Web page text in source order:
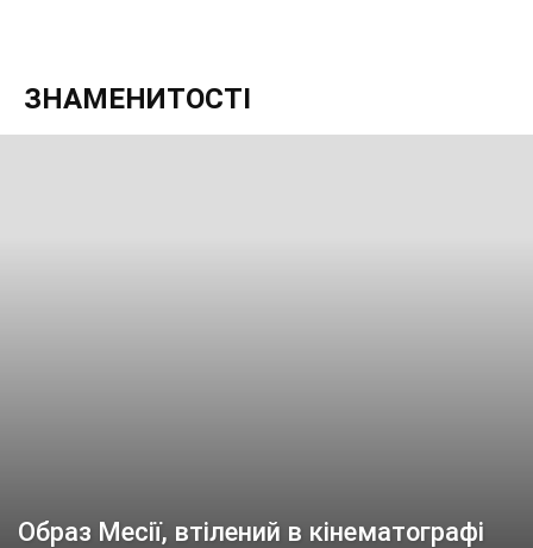
ЗНАМЕНИТОСТІ
Образ Месії, втілений в кінематографі